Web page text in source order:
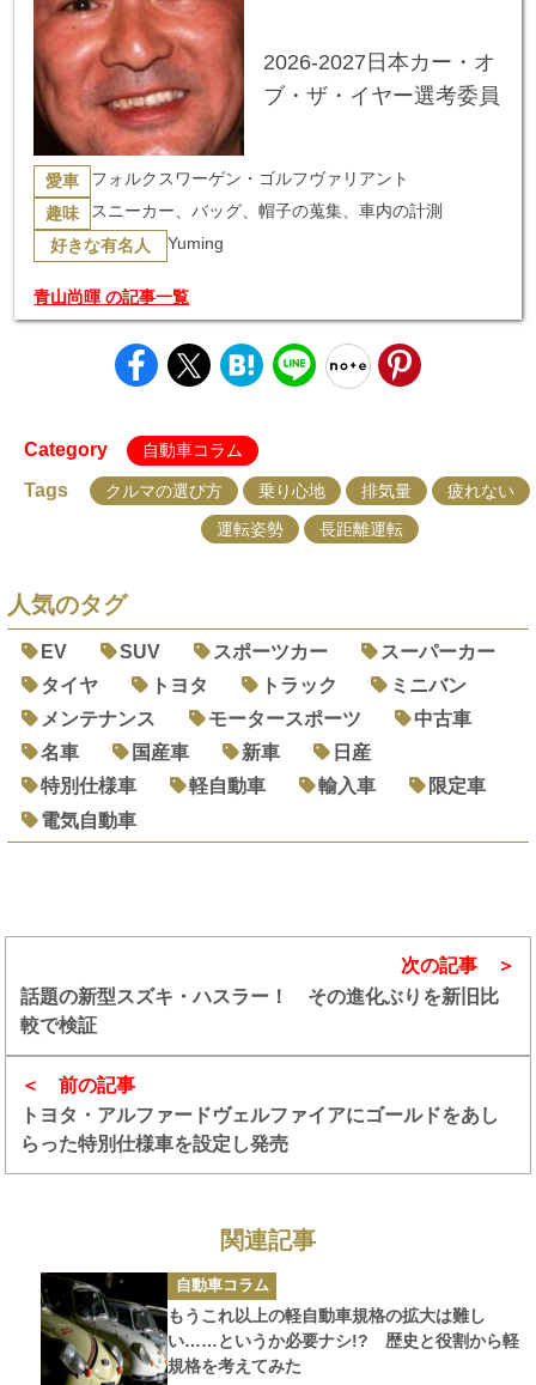
2026-2027日本カー・オ
ブ・ザ・イヤー選考委員
愛車 フォルクスワーゲン・ゴルフヴァリアント
趣味 スニーカー、バッグ、帽子の蒐集、車内の計測
好きな有名人 Yuming
青山尚暉 の記事一覧
Category 自動車コラム
Tags クルマの選び方 乗り心地 排気量
疲れない
運転姿勢
長距離運転
人気のタグ
EV SUV スポーツカー
スーパーカー
タイヤ
トヨタ トラック
ミニバン
メンテナンス
モータースポーツ
中古車
名車
国産車 新車
日産
特別仕様車
軽自動車 輸入車
限定車
電気自動車
前の記事
トヨタ・アルファードヴェルファイアにゴールドをあし
らった特別仕様車を設定し発売
次の記事
話題の新型スズキ・ハスラー！ その進化ぶりを新旧比
較で検証
関連記事
カ
テ
ゴ
リ
ー
自動車コラム
もうこれ以上の軽自動車規格の拡大は難し
い……というか必要ナシ!? 歴史と役割から軽
規格を考えてみた